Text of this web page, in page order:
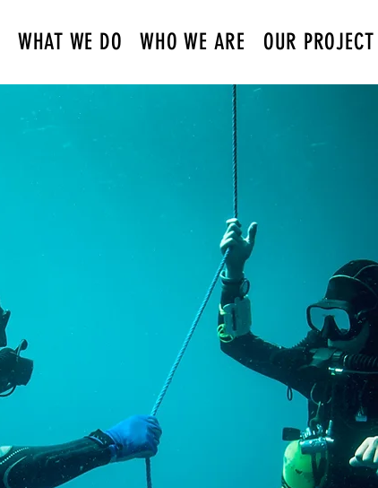
WHAT WE DO WHO WE ARE OUR PROJECT